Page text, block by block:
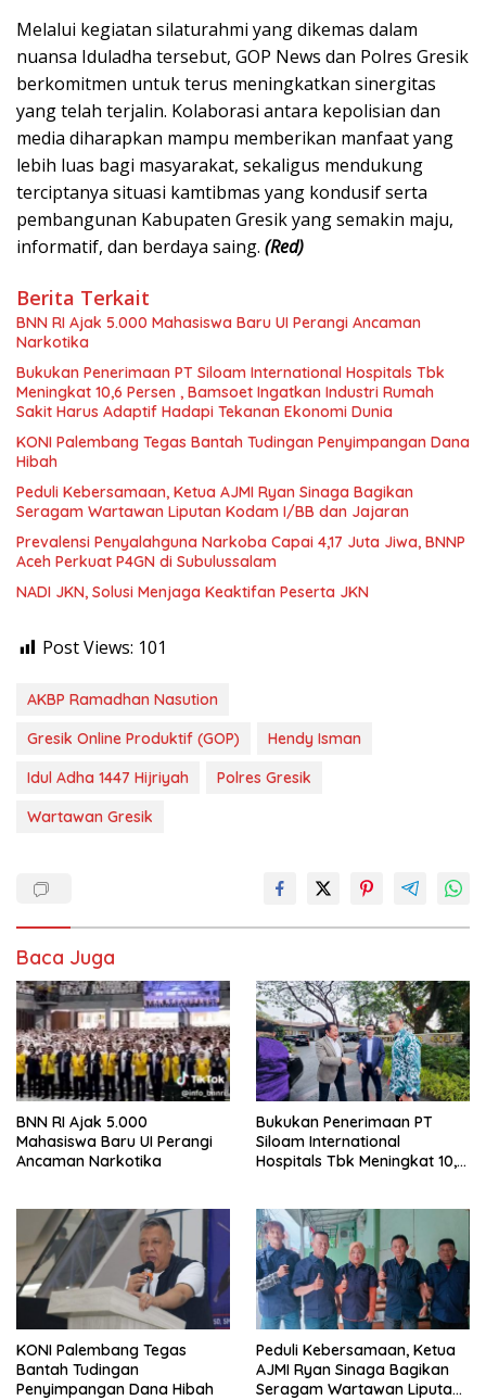
Melalui kegiatan silaturahmi yang dikemas dalam
nuansa Iduladha tersebut, GOP News dan Polres Gresik
berkomitmen untuk terus meningkatkan sinergitas
yang telah terjalin. Kolaborasi antara kepolisian dan
media diharapkan mampu memberikan manfaat yang
lebih luas bagi masyarakat, sekaligus mendukung
terciptanya situasi kamtibmas yang kondusif serta
pembangunan Kabupaten Gresik yang semakin maju,
informatif, dan berdaya saing. (Red)
Berita Terkait
BNN RI Ajak 5.000 Mahasiswa Baru UI Perangi Ancaman
Narkotika
Bukukan Penerimaan PT Siloam International Hospitals Tbk
Meningkat 10,6 Persen , Bamsoet Ingatkan Industri Rumah
Sakit Harus Adaptif Hadapi Tekanan Ekonomi Dunia
KONI Palembang Tegas Bantah Tudingan Penyimpangan Dana
Hibah
Peduli Kebersamaan, Ketua AJMI Ryan Sinaga Bagikan
Seragam Wartawan Liputan Kodam I/BB dan Jajaran
Prevalensi Penyalahguna Narkoba Capai 4,17 Juta Jiwa, BNNP
Aceh Perkuat P4GN di Subulussalam
NADI JKN, Solusi Menjaga Keaktifan Peserta JKN
Post Views: 101
AKBP Ramadhan Nasution
Gresik Online Produktif (GOP)
Hendy Isman
Idul Adha 1447 Hijriyah
Polres Gresik
Wartawan Gresik
Baca Juga
BNN RI Ajak 5.000
Mahasiswa Baru UI Perangi
Ancaman Narkotika
Bukukan Penerimaan PT
Siloam International
Hospitals Tbk Meningkat 10,6
Adaptif Hadapi Tekanan
Ekonomi Dunia
KONI Palembang Tegas
Bantah Tudingan
Penyimpangan Dana Hibah
Peduli Kebersamaan, Ketua
AJMI Ryan Sinaga Bagikan
Seragam Wartawan Liputan